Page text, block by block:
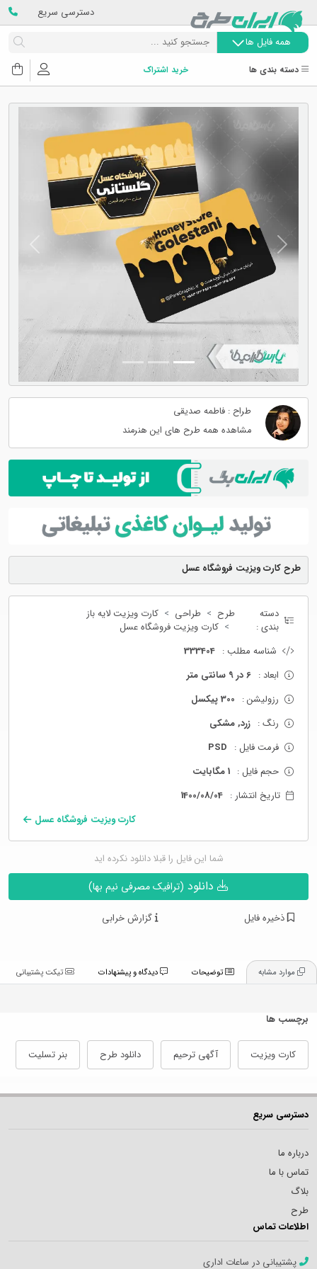
دسترسی سریع
همه فایل ها
دسته بندی ها خرید اشتراک
طرح کارت ویزیت فروشگاه عسل
دسته
بندی :
طرح طراحی
کارت ویزیت لایه باز
کارت ویزیت فروشگاه عسل
شناسه مطلب : 333404
ابعاد : 6 در 9 سانتی متر
رزولیشن : 300 پیکسل
رنگ : زرد, مشکی
فرمت فایل : PSD
حجم فایل : 1 مگابایت
تاریخ انتشار : 1400/08/04
کارت ویزیت فروشگاه عسل
شما این فایل را قبلا دانلود نکرده اید
(ترافیک مصرفی نیم بها)
ذخیره فایل گزارش خرابی
Previous
Next
طراح : فاطمه صدیقی
مشاهده همه طرح های این هنرمند
توضیحات تیکت پشتیبانی
برچسب ها
کارت ویزیت آگهی ترحیم دانلود طرح بنر تسلیت
دسترسی سریع
درباره ما
تماس با ما
بلاگ
طرح
اطلاعات تماس
پشتیبانی در ساعات اداری